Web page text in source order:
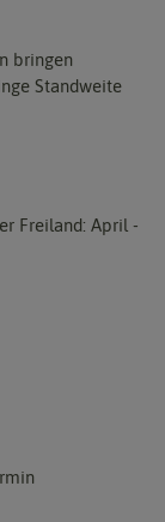
bringen
Standweite
Freiland: April -